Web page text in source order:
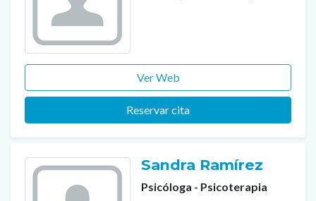
Ver Web
Reservar cita
Sandra Ramírez
Psicóloga - Psicoterapia